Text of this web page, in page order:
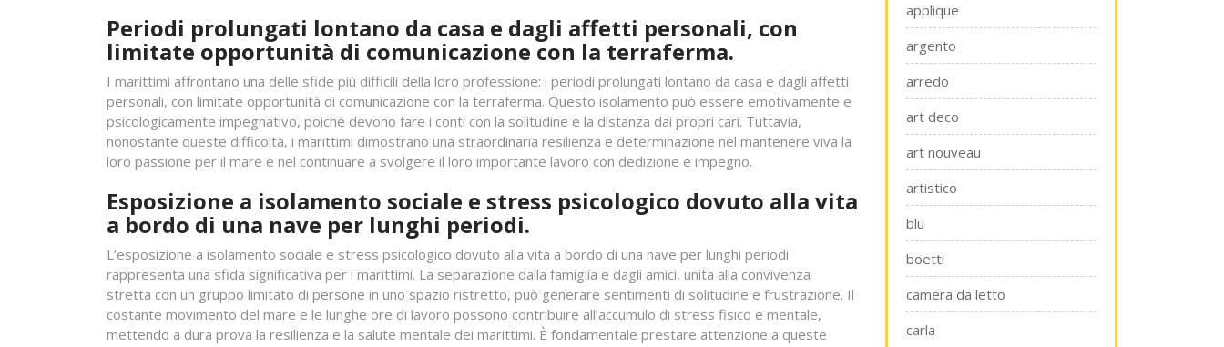
Periodi prolungati lontano da casa e dagli affetti personali, con
limitate opportunità di comunicazione con la terraferma.
I marittimi affrontano una delle sfide più difficili della loro professione: i periodi prolungati lontano da casa e dagli affetti
personali, con limitate opportunità di comunicazione con la terraferma. Questo isolamento può essere emotivamente e
psicologicamente impegnativo, poiché devono fare i conti con la solitudine e la distanza dai propri cari. Tuttavia,
nonostante queste difficoltà, i marittimi dimostrano una straordinaria resilienza e determinazione nel mantenere viva la
loro passione per il mare e nel continuare a svolgere il loro importante lavoro con dedizione e impegno.
Esposizione a isolamento sociale e stress psicologico dovuto alla vita
a bordo di una nave per lunghi periodi.
L’esposizione a isolamento sociale e stress psicologico dovuto alla vita a bordo di una nave per lunghi periodi
rappresenta una sfida significativa per i marittimi. La separazione dalla famiglia e dagli amici, unita alla convivenza
stretta con un gruppo limitato di persone in uno spazio ristretto, può generare sentimenti di solitudine e frustrazione. Il
costante movimento del mare e le lunghe ore di lavoro possono contribuire all’accumulo di stress fisico e mentale,
mettendo a dura prova la resilienza e la salute mentale dei marittimi. È fondamentale prestare attenzione a queste
applique
argento
arredo
art deco
art nouveau
artistico
blu
boetti
camera da letto
carla